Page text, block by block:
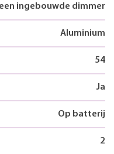
ingebouwde dimmer
Aluminium
54
Ja
Op batterij
2